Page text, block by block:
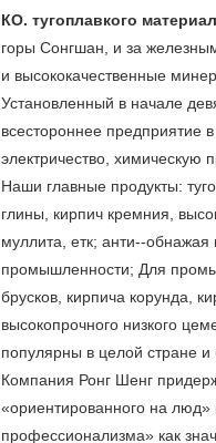
КО. тугоплавкого
горы Сонгшан, и за
и высококачественные
Установленный в начале
всестороннее предприятие
электричество, химическую
Наши главные продукты:
глины, кирпич кремния,
муллита, етк; анти--
промышленности; Для
брусков, кирпича корунда,
высокопрочного низкого
популярны в целой стране
Компания Ронг Шенг
«ориентированного на люд»
профессионализма» как